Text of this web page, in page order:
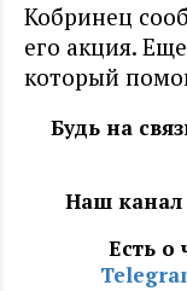
Кобринец
его акция.
который
Будь на
Наш канал
Есть о